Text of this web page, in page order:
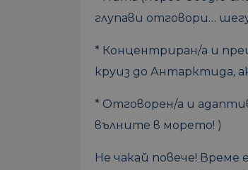
глупави отговори…
* Концентриран/а и
круиз до Антарктида,
* Отговорен/а и
вълните в морето! )
Не чакай повече!